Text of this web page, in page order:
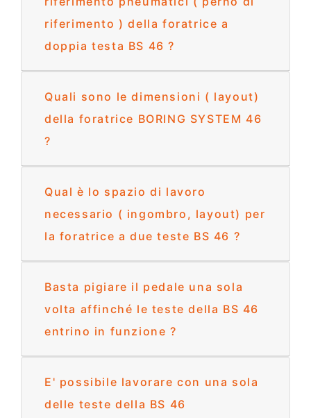
riferimento ) della foratrice a
doppia testa BS 46 ?
Quali sono le dimensioni ( layout)
della foratrice BORING SYSTEM 46
?
Qual è lo spazio di lavoro
necessario ( ingombro, layout) per
la foratrice a due teste BS 46 ?
Basta pigiare il pedale una sola
volta affinché le teste della BS 46
entrino in funzione ?
E' possibile lavorare con una sola
delle teste della BS 46